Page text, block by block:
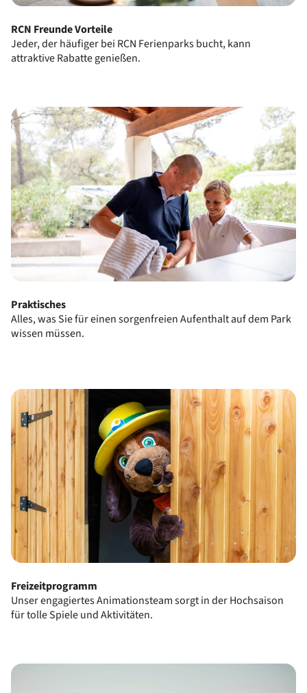
RCN Freunde Vorteile
Jeder, der häufiger bei RCN Ferienparks bucht, kann
attraktive Rabatte genießen.
Praktisches
Alles, was Sie für einen sorgenfreien Aufenthalt auf dem Park
wissen müssen.
Freizeitprogramm
Unser engagiertes Animationsteam sorgt in der Hochsaison
für tolle Spiele und Aktivitäten.